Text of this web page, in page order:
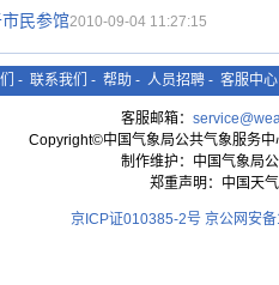
民参馆2010-09-04 11:27:15
- 联系我们 - 帮助 - 人员招聘 - 客服中心
客服邮箱：
Copyright©中国气象局公共气象服务
制作维护：中国气象局
郑重声明：中国天
京ICP证010385-2号 京公网安